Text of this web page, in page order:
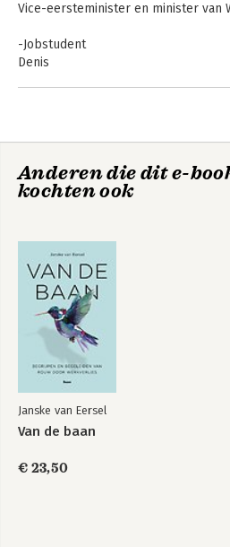
Vice-eersteminister en minister van
-Jobstudent
Denis
Hassan
-Nieuwkomer
Bart
-De carrière-switch
Jan
-Kunstenaar
-Herstarter
-Knelpuntberoepers
Barbara & Sebastian
-Flexwerker
Raimond
-Op weg naar de top
-Van moeder op zoon
Anderen die dit e-
kochten ook
Janske van Eersel
Van de baan
€ 23,50